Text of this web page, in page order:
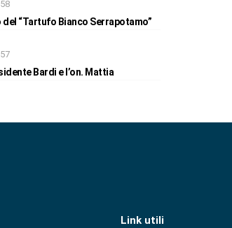
del “Tartufo Bianco Serrapotamo”
Bardi e l’on. Mattia
Link utili